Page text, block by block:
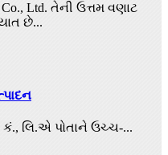
Co., Ltd. તેની ઉત્તમ વણાટ
છે...
લિ.એ પોતાને ઉચ્ચ-...